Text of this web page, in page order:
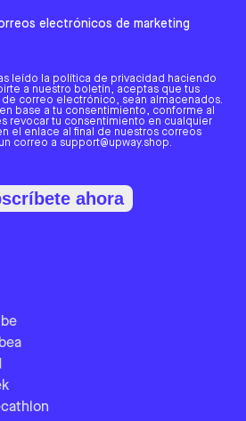
electrónicos de marketing
leído la política de privacidad haciendo
a nuestro boletín, aceptas que tus
correo electrónico, sean almacenados.
base a tu consentimiento, conforme al
revocar tu consentimiento en cualquier
el enlace al final de nuestros correos
correo a support@upway.shop.
ahora